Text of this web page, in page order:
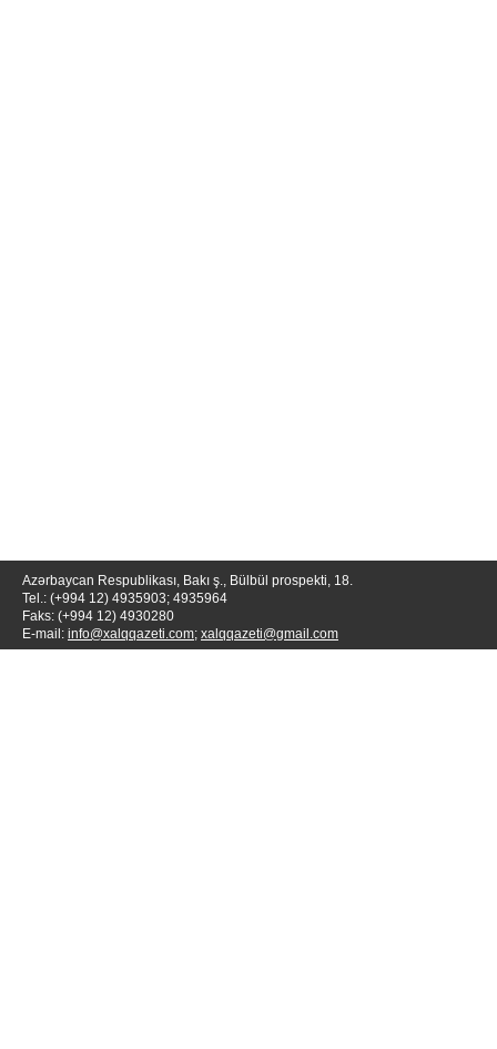
Azərbaycan Respublikası, Bakı ş., Bülbül prospekti, 18.
Tel.: (+994 12) 4935903; 4935964
Faks: (+994 12) 4930280
E-mail: info@xalqqazeti.com; xalqqazeti@gmail.com